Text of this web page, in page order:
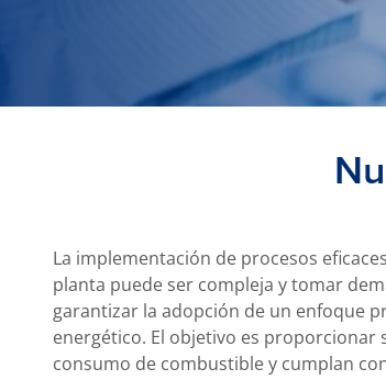
La implementación de procesos
planta puede ser compleja y tomar
garantizar la adopción de un enfoque
energético. El objetivo es proporcionar
consumo de combustible y cumplan